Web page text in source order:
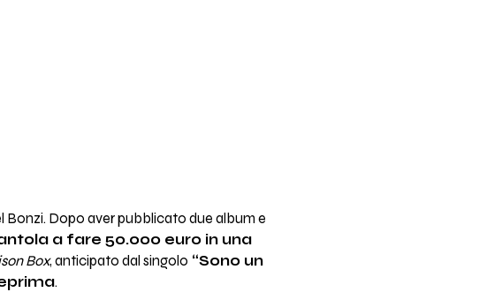
Dopo aver pubblicato due album e
a fare 50.000 euro in una
Box, anticipato dal singolo “Sono un
.